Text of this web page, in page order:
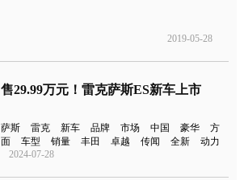
2019-05-28
售29.99万元！雷克萨斯ES新车上市
萨斯 雷克 新车 品牌 市场 中国 豪华
方
面
车型 销量 丰田 卓越 传闻 全新
动力
2024-07-28